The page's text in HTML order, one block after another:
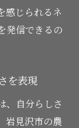
感じられるネ
発信できるの
を表現
、自分らしさ
岩見沢市の農